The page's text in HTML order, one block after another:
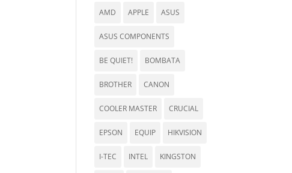
AMD APPLE ASUS
ASUS COMPONENTS
BE QUIET! BOMBATA
BROTHER CANON
COOLER MASTER CRUCIAL
EPSON EQUIP HIKVISION
I-TEC INTEL KINGSTON